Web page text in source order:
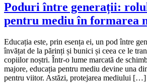
Poduri între generații:
pentru mediu în formarea
Educația este, prin esența ei, un pod între
învățat de la părinți și bunici și ceea ce le
copiilor noștri. Într-o lume marcată de
majore, educația pentru mediu devine una
pentru viitor. Astăzi, protejarea mediului […]